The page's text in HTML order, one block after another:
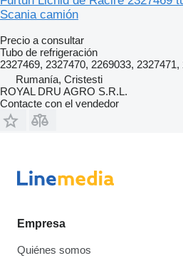
Scania camión
Precio a consultar
Tubo de refrigeración
2327469, 2327470, 2269033, 2327471,
Rumanía, Cristesti
ROYAL DRU AGRO S.R.L.
Contacte con el vendedor
Empresa
Quiénes somos